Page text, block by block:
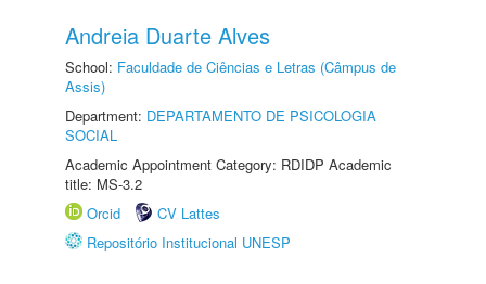
Andreia Duarte Alves
School: Faculdade de Ciências e Letras (Câmpus de
Assis)
Department: DEPARTAMENTO DE PSICOLOGIA
SOCIAL
Academic Appointment Category: RDIDP Academic
title: MS-3.2
Orcid
CV Lattes
Repositório Institucional UNESP